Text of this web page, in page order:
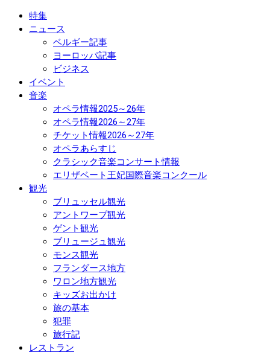
特集
ニュース
ベルギー記事
ヨーロッパ記事
ビジネス
イベント
音楽
オペラ情報2025～26年
オペラ情報2026～27年
チケット情報2026～27年
オペラあらすじ
クラシック音楽コンサート情報
エリザベート王妃国際音楽コンクール
観光
ブリュッセル観光
アントワープ観光
ゲント観光
ブリュージュ観光
モンス観光
フランダース地方
ワロン地方観光
キッズお出かけ
旅の基本
犯罪
旅行記
レストラン